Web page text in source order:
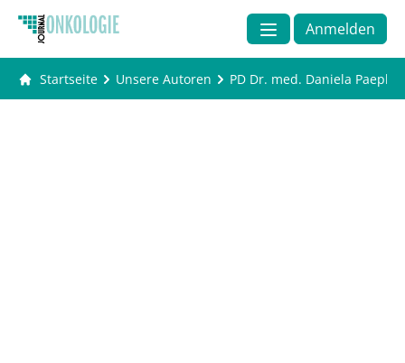
Anmelden
Startseite Unsere Autoren PD Dr. med. Daniela Paepke